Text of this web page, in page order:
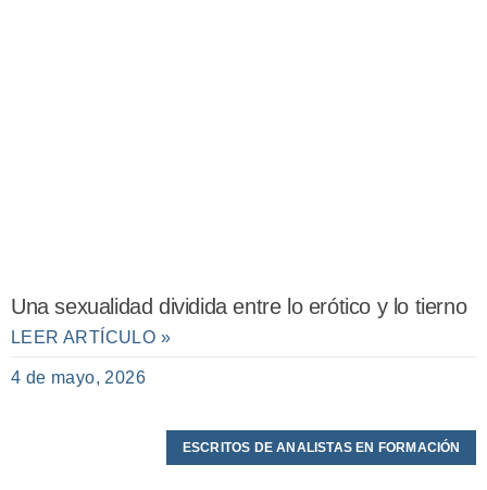
Una sexualidad dividida entre lo erótico y lo tierno
LEER ARTÍCULO »
4 de mayo, 2026
ESCRITOS DE ANALISTAS EN FORMACIÓN